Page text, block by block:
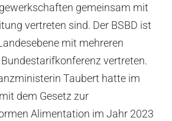
gemeinsam mit
vertreten sind. Der BSBD ist
mit mehreren
vertreten.
Taubert hatte im
dem Gesetz zur
Alimentation im Jahr 2023